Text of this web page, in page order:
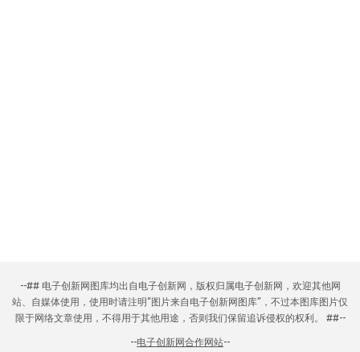
--## 电子创新网图库均出自电子创新网，版权归属电子创新网，欢迎其他网
站、自媒体使用，使用时请注明“图片来自电子创新网图库”，不过本图库图片仅
限于网络文章使用，不得用于其他用途，否则我们保留追诉侵权的权利。 ##--
--电子创新网合作网站--